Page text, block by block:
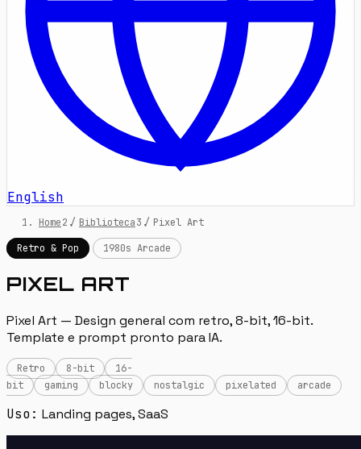
English
Home / Biblioteca / Pixel Art
Retro & Pop
1980s Arcade
PIXEL ART
Pixel Art — Design general com retro, 8-bit, 16-bit.
Template e prompt pronto para IA.
Retro 8-bit
16-
bit
gaming blocky nostalgic pixelated arcade
Uso: Landing pages, SaaS